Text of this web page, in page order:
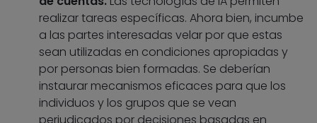
realizar tareas específicas. Ahora bien, incumbe
a las partes interesadas velar por que estas
sean utilizadas en condiciones apropiadas y
por personas bien formadas. Se deberían
instaurar mecanismos eficaces para que los
individuos y los grupos que se vean
perjudicados por decisiones basadas en